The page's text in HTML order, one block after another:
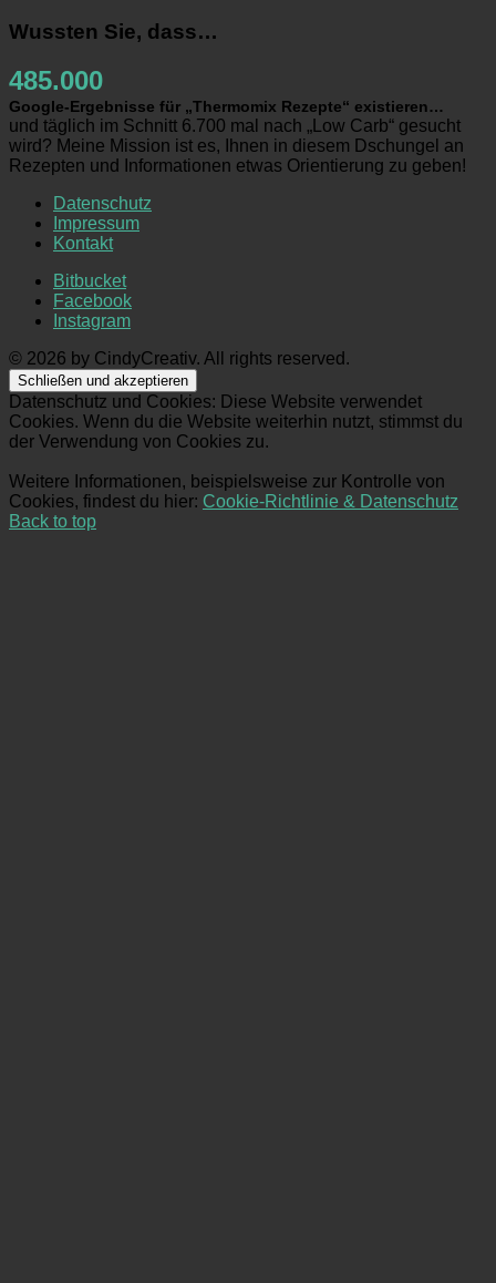
Wussten Sie, dass…
485.000
Google-Ergebnisse für „Thermomix Rezepte“ existieren…
und täglich im Schnitt 6.700 mal nach „Low Carb“ gesucht
wird? Meine Mission ist es, Ihnen in diesem Dschungel an
Rezepten und Informationen etwas Orientierung zu geben!
Datenschutz
Impressum
Kontakt
Bitbucket
Facebook
Instagram
© 2026 by CindyCreativ. All rights reserved.
Datenschutz und Cookies: Diese Website verwendet
Cookies. Wenn du die Website weiterhin nutzt, stimmst du
der Verwendung von Cookies zu.
Weitere Informationen, beispielsweise zur Kontrolle von
Cookies, findest du hier: Cookie-Richtlinie & Datenschutz
Back to top